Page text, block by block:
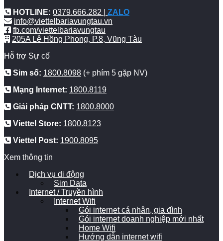
HOTLINE: 0379.666.282 | ZALO
info@viettelbariavungtau.vn
fb.com/viettelbariavungtau
205A Lê Hồng Phong, P.8, Vũng Tàu
Hỗ trợ Sự cố
Sim số: 1800.8098 (+ phím 5 gặp NV)
Mạng Internet: 1800.8119
Giải pháp CNTT: 1800.8000
Viettel Store: 1800.8123
Viettel Post: 1900.8095
Xem thông tin
Dịch vụ di động
Sim Data
Internet / Truyền hình
Internet Wifi
Gói internet cá nhân, gia đình
Gói internet doanh nghiệp mới nhất
Home Wifi
Hướng dẫn internet wifi